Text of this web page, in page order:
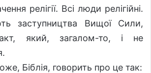
релігії. Всі люди релігійні.
заступництва Вищої Сили,
який, загалом-то, і не
Біблія, говорить про це так: